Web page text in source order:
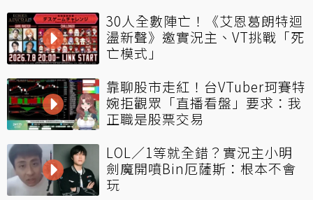
30人全數陣亡！《艾恩葛朗特迴
盪新聲》邀實況主、VT挑戰「死
亡模式」
靠聊股市走紅！台VTuber珂賽特
婉拒觀眾「直播看盤」要求：我
正職是股票交易
LOL／1等就全錯？實況主小明
劍魔開噴Bin厄薩斯：根本不會
玩